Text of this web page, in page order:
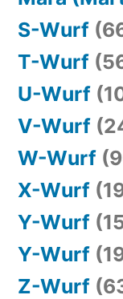
S-Wurf
T-Wurf
U-Wurf
V-Wurf
W-Wurf
X-Wurf
Y-Wurf
Y-Wurf
Z-Wurf